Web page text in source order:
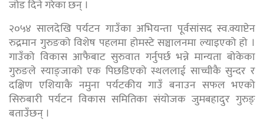
जोड दिने गरेका छन् ।
२०५४ सालदेखि पर्यटन गाउँका अभियन्ता पूर्वसांसद स्व.क्याप्टेन
रुद्रमान गुरुङको विशेष पहलमा होमस्टे सञ्चालनमा ल्याइएको हो ।
गाउँको विकास आफैबाट सुरुवात गर्नुपर्छ भन्ने मान्यता बोकेका
गुरुङले स्याङ्जाको एक पिछडिएको स्थललाई साच्चीकै सुन्दर र
दक्षिण एशियाकै नमुना पर्यटकीय गाउँ बनाउन सफल भएको
सिरुबारी पर्यटन विकास समितिका संयोजक जुमबहादुर गुरुङ्
बताउँछन् ।